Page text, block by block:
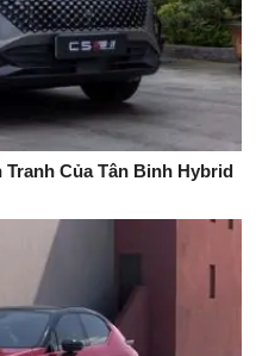
Của Tân Binh Hybrid